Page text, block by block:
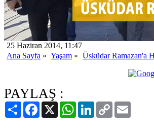
25 Haziran 2014, 11:47
Ana Sayfa » Yaşam » Üsküdar Ramazan'a
PAYLAŞ :
PaylaşFacebook
X WhatsAppLinkedIn
Copy
Link